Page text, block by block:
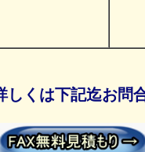
しくは下記迄お問